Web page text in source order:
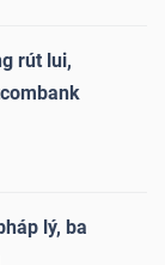
rút lui,
lý, ba